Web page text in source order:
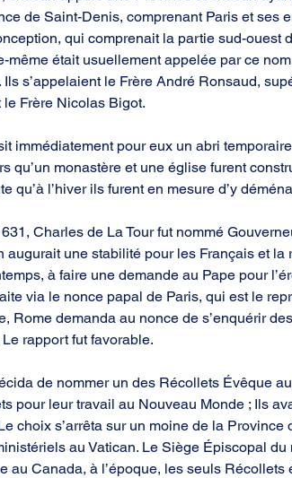
de Saint-Denis, comprenant Paris et ses
qui comprenait la partie sud-ouest
même était usuellement appelée par ce
s’appelaient le Frère André Ronsaud,
Frère Nicolas Bigot.
immédiatement pour eux un abri
qu’un monastère et une église furent
qu’à l’hiver ils furent en mesure d’y
Charles de La Tour fut nommé
augurait une stabilité pour les Français et
à faire une demande au Pape pour
via le nonce papal de Paris, qui est le
Rome demanda au nonce de s’enquérir
rapport fut favorable.
de nommer un des Récollets Évêque
pour leur travail au Nouveau Monde ; Ils
choix s’arrêta sur un moine de la Province
au Vatican. Le Siège Épiscopal
au Canada, à l’époque, les seuls